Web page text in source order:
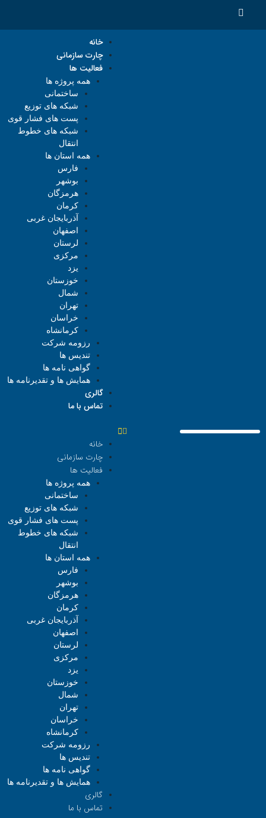
خانه
چارت سازمانی
فعالیت ها
همه پروژه ها
ساختمانی
شبکه های توزیع
پست های فشار قوی
شبکه های خطوط
انتقال
همه استان ها
فارس
بوشهر
هرمزگان
کرمان
آذربایجان غربی
اصفهان
لرستان
مرکزی
یزد
خوزستان
شمال
تهران
خراسان
کرمانشاه
رزومه شرکت
تندیس ها
گواهی نامه ها
همایش ها و تقدیرنامه ها
گالری
تماس با ما
خانه
چارت سازمانی
فعالیت ها
همه پروژه ها
ساختمانی
شبکه های توزیع
پست های فشار قوی
شبکه های خطوط
انتقال
همه استان ها
فارس
بوشهر
هرمزگان
کرمان
آذربایجان غربی
اصفهان
لرستان
مرکزی
یزد
خوزستان
شمال
تهران
خراسان
کرمانشاه
رزومه شرکت
تندیس ها
گواهی نامه ها
همایش ها و تقدیرنامه ها
گالری
تماس با ما